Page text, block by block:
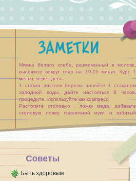
Мякиш белого хлеба, размоченный в молоке,
выложите вокруг глаз на 10-15 минут. Курс 1
месяц, через день.
1 стакан листьев березы залейте 1 стаканом
холодной воды, дайте настояться 8 часов,
процедите. Используйте как компресс.
Растопите столовую . ложку меда, добавьте
столовую ложку пшеничной муки и взбитый
белок. Маску держите до тех пор, пока [...]
Советы
Быть здоровым